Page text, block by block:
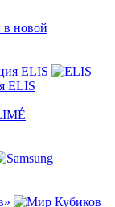
в новой
ELIS